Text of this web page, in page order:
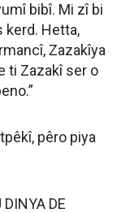
bibî. Mi zî bi
kerd. Hetta,
Zazakîya
ti Zazakî ser o
pêro piya
DE